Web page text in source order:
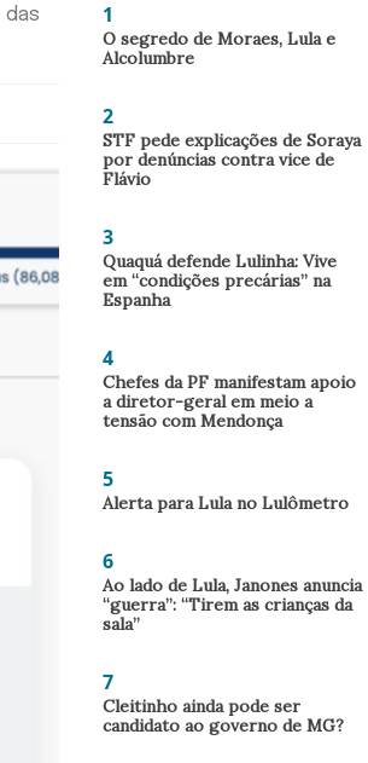
das 1
O segredo de Moraes, Lula e
Alcolumbre
2
STF pede explicações de Soraya
por denúncias contra vice de
Flávio
3
Quaquá defende Lulinha: Vive
em “condições precárias” na
Espanha
4
Chefes da PF manifestam apoio
a diretor-geral em meio a
tensão com Mendonça
5
Alerta para Lula no Lulômetro
6
Ao lado de Lula, Janones anuncia
“guerra”: “Tirem as crianças da
sala”
7
Cleitinho ainda pode ser
candidato ao governo de MG?